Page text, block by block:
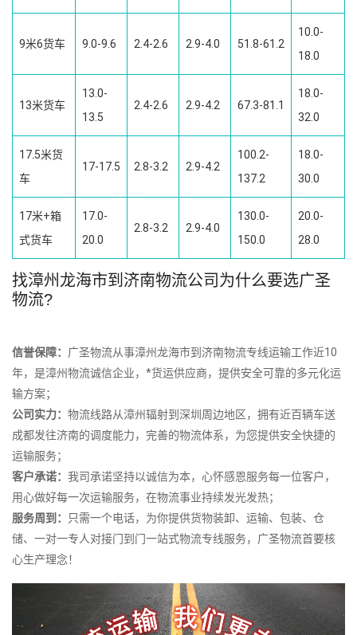
9米6货车 9.0-9.6 2.4-2.6 2.9-4.0 51.8-61.2
10.0-
18.0
13米货车
13.0-
13.5
2.4-2.6 2.9-4.2 67.3-81.1
18.0-
32.0
17.5米货
车
17-17.5 2.8-3.2 2.9-4.2
100.2-
137.2
18.0-
30.0
17米+箱
式货车
17.0-
20.0
2.8-3.2 2.9-4.0
130.0-
150.0
20.0-
28.0
找漳州龙海市到济南物流公司为什么要选广圣
物流?
信誉保障： 广圣物流从事漳州龙海市到济南物流专线运输工作近10
年，是漳州物流诚信企业，*货运供应商，提供安全可靠的多元化运
输方案；
公司实力： 物流线路从漳州辐射到深圳周边地区，拥有近百辆车送
成都发往济南的调度能力，完善的物流体系，为您提供安全快捷的
运输服务；
客户承诺： 我司承诺坚持以诚信为本，心怀感恩服务每一位客户，
用心做好每一次运输服务，在物流事业持续发光发热；
服务周到：
只需一个电话，为你提供货物装卸、运输、包装、仓
储、一对一专人对接门到门一站式物流专线服务，广圣物流首要核
心生产理念！